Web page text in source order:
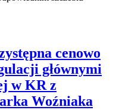
cenowo
głównymi
w KR z
Woźniaka